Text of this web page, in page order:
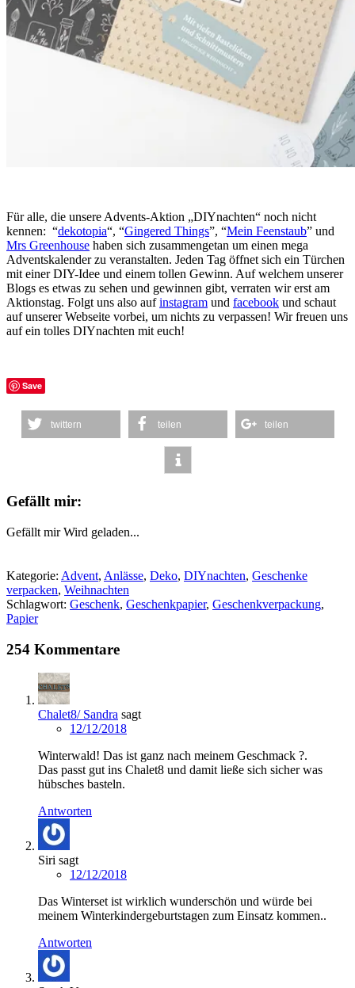
Für alle, die unsere Advents-Aktion „DIYnachten“ noch nicht
kennen: “dekotopia“, “Gingered Things”, “Mein Feenstaub” und
Mrs Greenhouse haben sich zusammengetan um einen mega
Adventskalender zu veranstalten. Jeden Tag öffnet sich ein Türchen
mit einer DIY-Idee und einem tollen Gewinn. Auf welchem unserer
Blogs es etwas zu sehen und gewinnen gibt, verraten wir erst am
Aktionstag. Folgt uns also aufinstagram und facebook und schaut
auf unserer Webseite vorbei, um nichts zu verpassen! Wir freuen uns
auf ein tolles DIYnachten mit euch!
Save
twittern teilen teilen
Gefällt mir:
Gefällt mir Wird geladen...
Kategorie: Advent, Anlässe, Deko, DIYnachten, Geschenke
verpacken, Weihnachten
Schlagwort: Geschenk, Geschenkpapier, Geschenkverpackung,
Papier
254 Kommentare
Chalet8/ Sandra sagt
12/12/2018
Winterwald! Das ist ganz nach meinem Geschmack ?.
Das passt gut ins Chalet8 und damit ließe sich sicher was
hübsches basteln.
Antworten
Siri sagt
12/12/2018
Das Winterset ist wirklich wunderschön und würde bei
meinem Winterkindergeburtstagen zum Einsatz kommen..
Antworten